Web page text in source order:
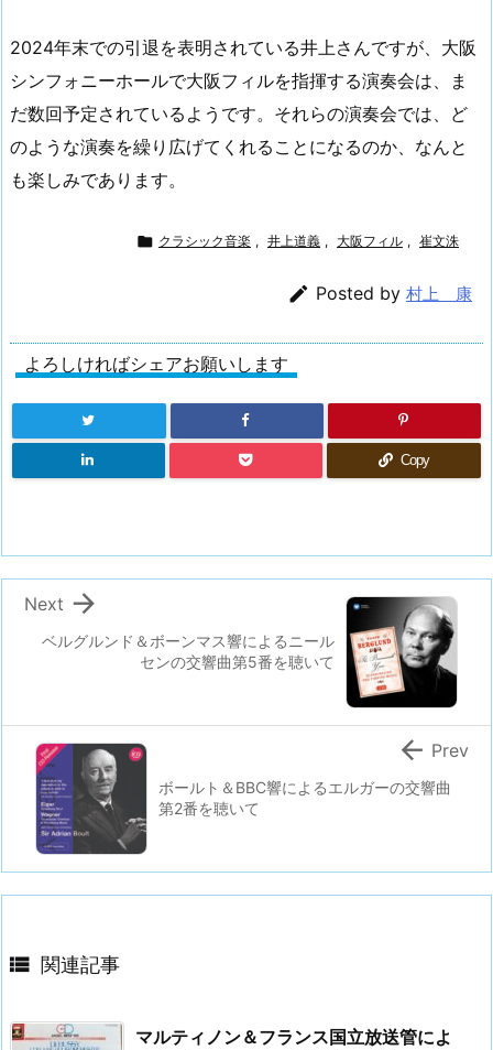
2024年末での引退を表明されている井上さんですが、大阪
シンフォニーホールで大阪フィルを指揮する演奏会は、ま
だ数回予定されているようです。それらの演奏会では、ど
のような演奏を繰り広げてくれることになるのか、なんと
も楽しみであります。
 クラシック音楽 , 井上道義 , 大阪フィル , 崔文洙
 Posted by 村上 康
よろしければシェアお願いします
Copy
ベルグルンド＆ボーンマス響によるニール
センの交響曲第5番を聴いて

Next
ボールト＆BBC響によるエルガーの交響曲
第2番を聴いて
 Prev
 関連記事
マルティノン＆フランス国立放送管によ